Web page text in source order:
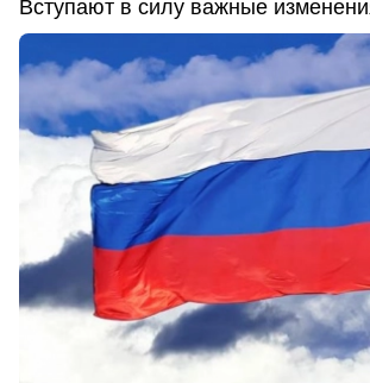
Вступают в силу важные